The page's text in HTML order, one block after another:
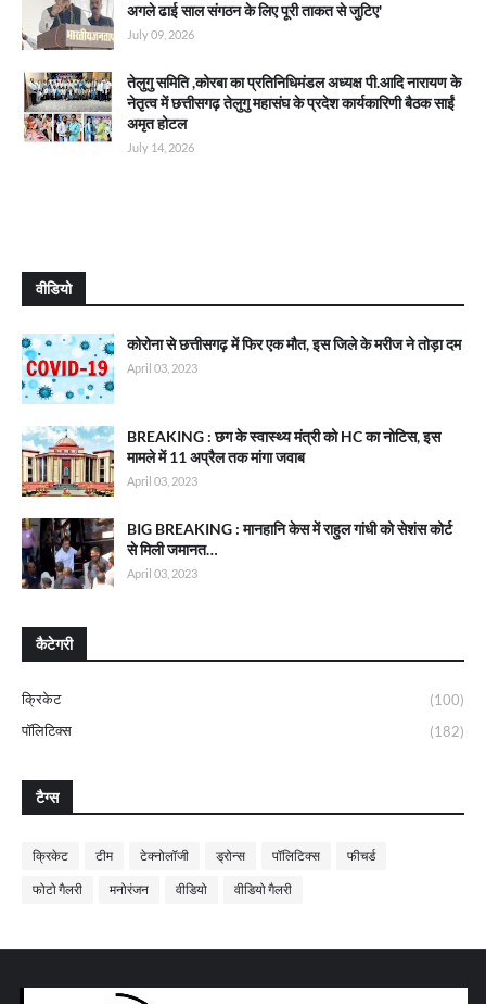
अगले ढाई साल संगठन के लिए पूरी ताकत से जुटिए'
July 09, 2026
तेलुगु समिति ,कोरबा का प्रतिनिधिमंडल अध्यक्ष पी.आदि नारायण के
नेतृत्व में छत्तीसगढ़ तेलुगु महासंघ के प्रदेश कार्यकारिणी बैठक साईं
अमृत होटल
July 14, 2026
वीडियो
कोरोना से छत्तीसगढ़ में फिर एक मौत, इस जिले के मरीज ने तोड़ा दम
April 03, 2023
BREAKING : छग के स्वास्थ्य मंत्री को HC का नोटिस, इस
मामले में 11 अप्रैल तक मांगा जवाब
April 03, 2023
BIG BREAKING : मानहानि केस में राहुल गांधी को सेशंस कोर्ट
से मिली जमानत…
April 03, 2023
कैटेगरी
क्रिकेट
(100)
पॉलिटिक्स
(182)
टैग्स
क्रिकेट टीम टेक्नोलॉजी ड्रोन्स पॉलिटिक्स फीचर्ड
फोटो गैलरी मनोरंजन वीडियो वीडियो गैलरी